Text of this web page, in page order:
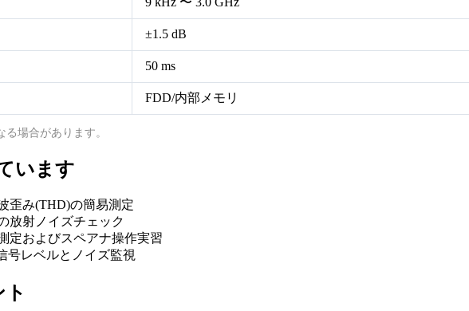
±1.5 dB
50 ms
FDD/内部メモリ
場合があります。
います
歪み(THD)の簡易測定
放射ノイズチェック
定およびスペアナ操作実習
号レベルとノイズ監視